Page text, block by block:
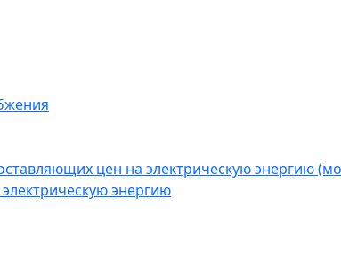
цен на электрическую энергию
энергию